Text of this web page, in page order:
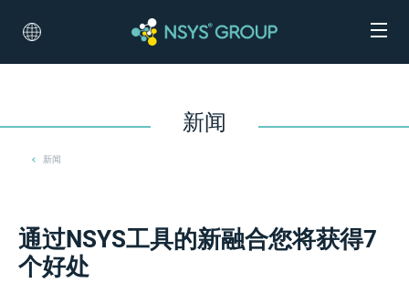
新闻
新闻
通过NSYS工具的新融合您将获得7
个好处